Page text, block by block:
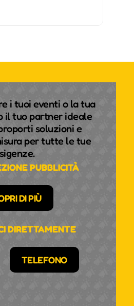
i tuoi eventi o la tua
il tuo partner ideale
soluzioni e
per tutte le tue
PUBBLICITÀ
DI PIÙ
DIRETTAMENTE
TELEFONO